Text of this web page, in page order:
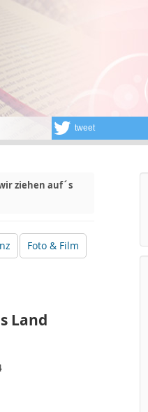
tweet
ziehen auf´s
Foto & Film
Land